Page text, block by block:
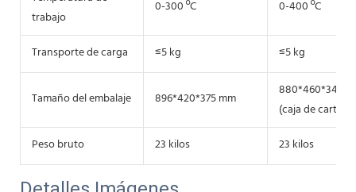
trabajo
0-300 ºC 0-400 ºC
Transporte de carga ≤5 kg ≤5 kg
Tamaño del embalaje 896*420*375 mm
880*460*340
(caja de cartón)
Peso bruto
23 kilos 23 kilos